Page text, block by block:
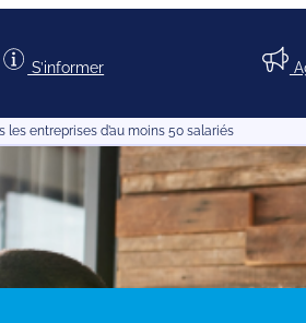
S’informer
les entreprises d’au moins 50 salariés